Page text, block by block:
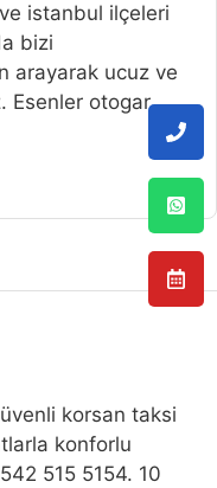
istanbul ilçeleri
bizi
arayarak ucuz ve
Esenler otogar
korsan taksi
konforlu
515 5154. 10